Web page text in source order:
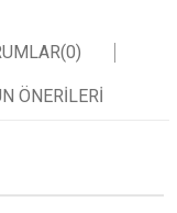
(0)
ÖNERILERI